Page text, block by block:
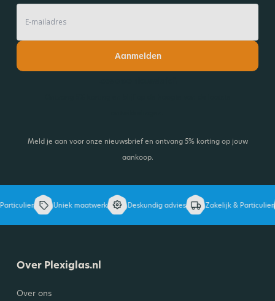
Aanmelden
Meld je aan voor onze nieuwsbrief en ontvang 5% korting op jouw
aankoop.
Uniek maatwerk Deskundig advies Zakelijk & Particulier
Over Plexiglas.nl
Over ons